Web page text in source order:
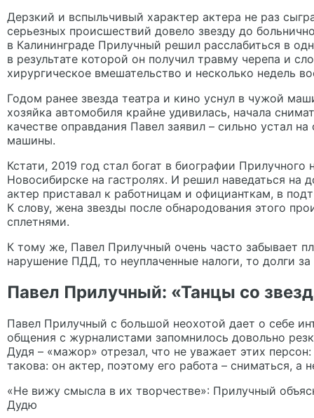
Дерзкий и вспыльчивый характер актера не раз
серьезных происшествий довело звезду до
в Калининграде Прилучный решил расслабиться в
в результате которой он получил травму черепа и
хирургическое вмешательство и несколько недель
Годом ранее звезда театра и кино уснул в чужой
хозяйка автомобиля крайне удивилась, начала
качестве оправдания Павел заявил – сильно устал
машины.
Кстати, 2019 год стал богат в биографии
Новосибирске на гастролях. И решил наведаться на
актер приставал к работницам и официанткам, в
К слову, жена звезды после обнародования этого
сплетнями.
К тому же, Павел Прилучный очень часто забывает
нарушение ПДД, то неуплаченные налоги, то долги
Павел Прилучный: «Танцы со
Павел Прилучный с большой неохотой дает о себе
общения с журналистами запомнилось довольно
Дудя – «мажор» отрезал, что не уважает этих
такова: он актер, поэтому его работа – сниматься,
«Не вижу смысла в их творчестве»: Прилучный
Дудю